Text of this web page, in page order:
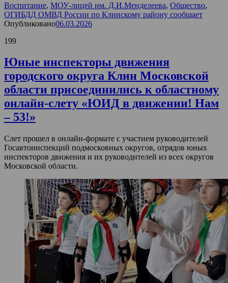
Воспитание, МОУ-лицей им. Д.И.Менделеева, Общество,
ОГИБДД ОМВД России по Клинскому району сообщает
Опубликовано06.03.2026
199
Юные инспекторы движения
городского округа Клин Московской
области присоединились к областному
онлайн-слету «ЮИД в движении! Нам
– 53!»
Слет прошел в онлайн-формате с участием руководителей
Госавтоинспекций подмосковных округов, отрядов юных
инспекторов движения и их руководителей из всех округов
Московской области.